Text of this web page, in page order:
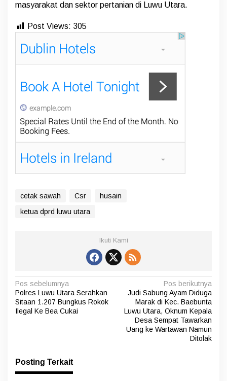
masyarakat dan sektor pertanian di Luwu Utara.
Post Views: 305
cetak sawah Csr
husain
ketua dprd luwu utara
Ikuti Kami
N
a
v
a
s
Pos sebelumnya
Polres Luwu Utara Serahkan
Sitaan 1.207 Bungkus Rokok
Ilegal Ke Bea Cukai
Pos berikutnya
Judi Sabung Ayam Diduga
Marak di Kec. Baebunta
Luwu Utara, Oknum Kepala
Desa Sempat Tawarkan
Uang ke Wartawan Namun
Ditolak
Posting Terkait